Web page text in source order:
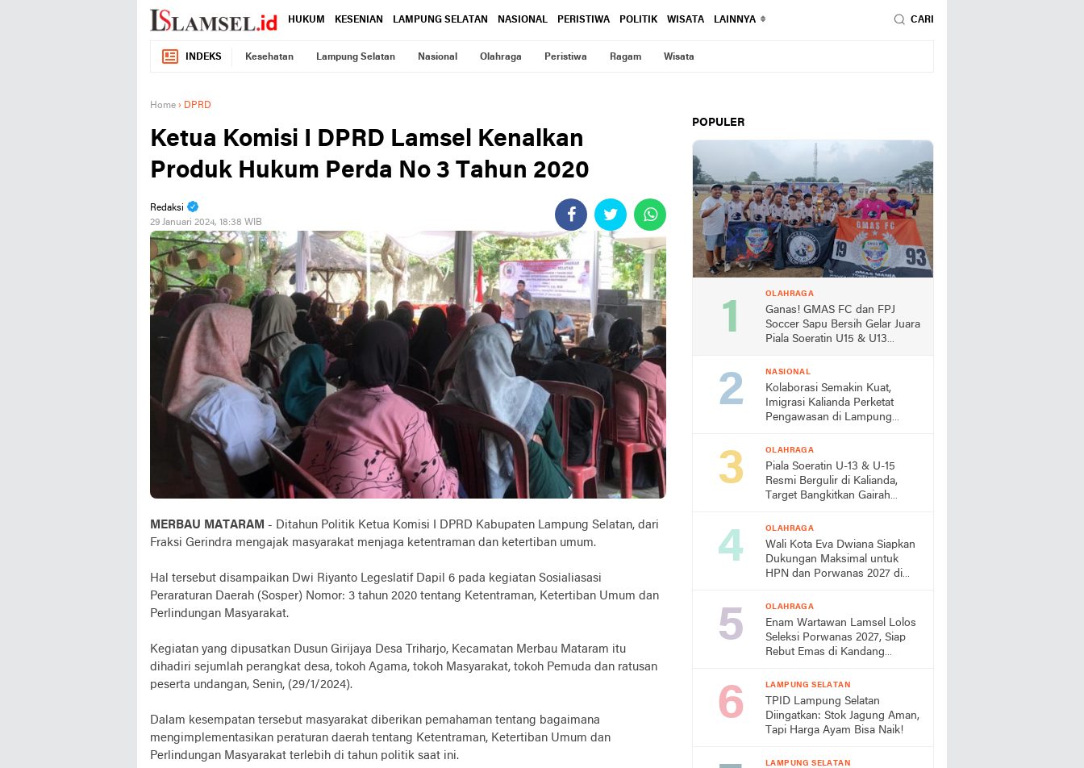
HUKUM KESENIAN LAMPUNG SELATAN NASIONAL PERISTIWA POLITIK WISATA LAINNYA CARI
INDEKS Kesehatan Lampung Selatan Nasional Olahraga Peristiwa Ragam Wisata
Home › DPRD
Ketua Komisi I DPRD Lamsel Kenalkan
Produk Hukum Perda No 3 Tahun 2020
Redaksi
29 Januari 2024, 18:38 WIB
MERBAU MATARAM - Ditahun Politik Ketua Komisi I DPRD Kabupaten Lampung Selatan, dari
Fraksi Gerindra mengajak masyarakat menjaga ketentraman dan ketertiban umum.
Hal tersebut disampaikan Dwi Riyanto Legeslatif Dapil 6 pada kegiatan Sosialiasasi
Peraraturan Daerah (Sosper) Nomor: 3 tahun 2020 tentang Ketentraman, Ketertiban Umum dan
Perlindungan Masyarakat.
Kegiatan yang dipusatkan Dusun Girijaya Desa Triharjo, Kecamatan Merbau Mataram itu
dihadiri sejumlah perangkat desa, tokoh Agama, tokoh Masyarakat, tokoh Pemuda dan ratusan
peserta undangan, Senin, (29/1/2024).
Dalam kesempatan tersebut masyarakat diberikan pemahaman tentang bagaimana
mengimplementasikan peraturan daerah tentang Ketentraman, Ketertiban Umum dan
Perlindungan Masyarakat terlebih di tahun politik saat ini.
POPULER
OLAHRAGA
Ganas! GMAS FC dan FPJ
Soccer Sapu Bersih Gelar Juara
Piala Soeratin U15 & U13
NASIONAL
Kolaborasi Semakin Kuat,
Imigrasi Kalianda Perketat
Pengawasan di Lampung
OLAHRAGA
Piala Soeratin U-13 & U-15
Resmi Bergulir di Kalianda,
Target Bangkitkan Gairah
OLAHRAGA
Wali Kota Eva Dwiana Siapkan
Dukungan Maksimal untuk
HPN dan Porwanas 2027 di
OLAHRAGA
Enam Wartawan Lamsel Lolos
Seleksi Porwanas 2027, Siap
Rebut Emas di Kandang
LAMPUNG SELATAN
TPID Lampung Selatan
Diingatkan: Stok Jagung Aman,
Tapi Harga Ayam Bisa Naik!
LAMPUNG SELATAN